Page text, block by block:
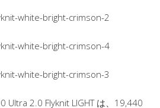
Ultra 2.0 Flyknit LIGHT は、19,440